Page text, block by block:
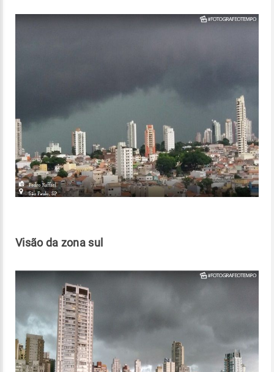
Visão da zona sul